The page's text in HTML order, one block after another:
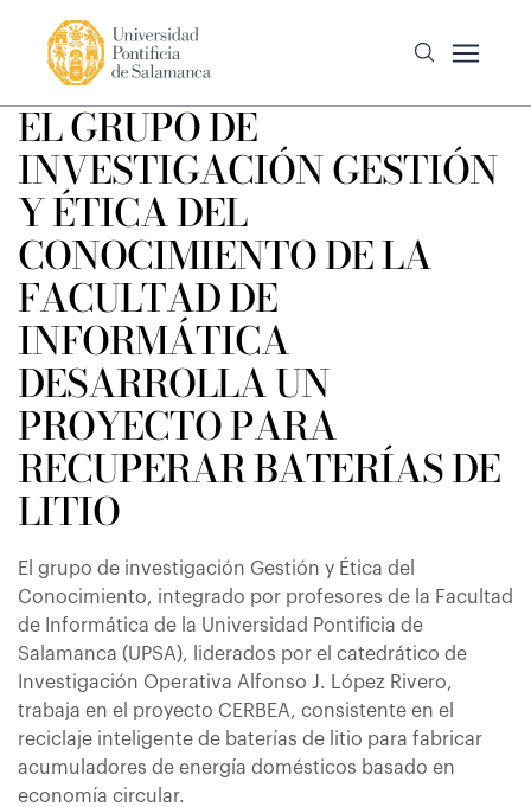
EL GRUPO DE
INVESTIGACIÓN GESTIÓN
Y ÉTICA DEL
CONOCIMIENTO DE LA
FACULTAD DE
INFORMÁTICA
DESARROLLA UN
PROYECTO PARA
RECUPERAR BATERÍAS DE
LITIO
El grupo de investigación Gestión y Ética del
Conocimiento, integrado por profesores de la Facultad
de Informática de la Universidad Pontificia de
Salamanca (UPSA), liderados por el catedrático de
Investigación Operativa Alfonso J. López Rivero,
trabaja en el proyecto CERBEA, consistente en el
reciclaje inteligente de baterías de litio para fabricar
acumuladores de energía domésticos basado en
economía circular.